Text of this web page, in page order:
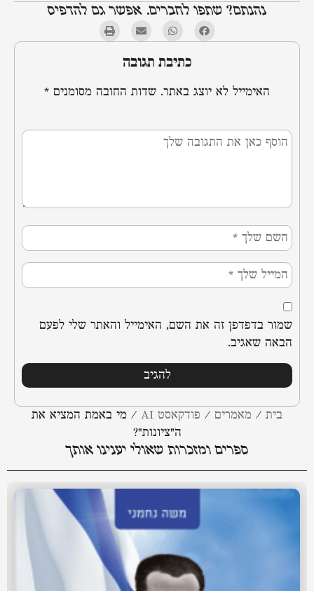
נהנתם? שתפו לחברים. אפשר גם להדפיס
כתיבת תגובה
האימייל לא יוצג באתר. שדות החובה מסומנים *
שמור בדפדפן זה את השם, האימייל והאתר שלי לפעם
הבאה שאגיב.
בית / מאמרים / פודקאסט AI / מי באמת המציא את
ה"ציונות"?
ספרים ומזכרות שאולי יענינו אותך